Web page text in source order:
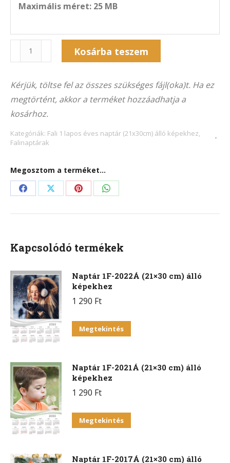
Maximális méret: 25 MB
Naptár
1F-
(21×30
cm)
álló
képekhez
mennyiség
Kosárba teszem
Kérjük, töltse fel az összes szükséges fájl(oka)t. Ha ez
megtörtént, akkor a terméket hozzáadhatja a
kosárhoz.
Kategóriák: Fali 1 lapos éves naptár (21x30cm) álló képekhez,
Falinaptárak
Megosztom a terméket...
Share
on
Share
on
Share
on
Share
on
Kapcsolódó termékek
Naptár 1F-2022Á (21×30 cm) álló
képekhez
1 290 Ft
Megtekintés
Naptár 1F-2021Á (21×30 cm) álló
képekhez
1 290 Ft
Megtekintés
Naptár 1F-2017Á (21×30 cm) álló